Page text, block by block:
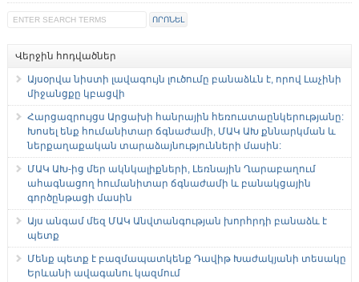
Վերջին հոդվածներ
Այսօրվա նիստի լավագույն լուծումը բանաձևն է, որով Լաչինի
միջանցքը կբացվի
Հարցազրույցս Արցախի հանրային հեռուստաընկերությանը:
Խոսել ենք հումանիտար ճգնաժամի, ՄԱԿ ԱԽ քննարկման և
ներքաղաքական տարաձայնությունների մասին:
ՄԱԿ ԱԽ-ից մեր ակնկալիքների, Լեռնային Ղարաբաղում
ահագնացող հումանիտար ճգնաժամի և բանակցային
գործընթացի մասին
Այս անգամ մեզ ՄԱԿ Անվտանգության խորհրդի բանաձև է
պետք
Մենք պետք է բազմապատկենք Դավիթ Խաժակյանի տեսակը
Երևանի ավագանու կազմում